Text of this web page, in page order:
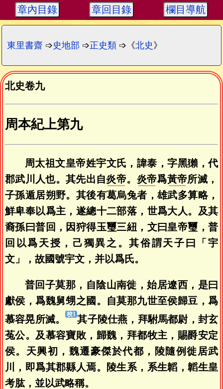
章內目錄 章回目錄 欄目導航
東里書齋 ➩史地部 ➩正史類 ➩《北史 》
北史卷九
周本紀上第九
周太祖文皇帝姓宇文氏，諱泰，字黑獺，代
郡武川人也。其先出自炎帝。 炎帝爲黃帝所滅，
子孫遁居朔野。其後有葛烏兔者，雄武多算略，
鮮卑奉以爲主，遂總十二部落，世爲大人。及其
裔孫曰普回，因狩得玉璽三紐，文曰皇帝璽，普
回以爲天授，己獨異之。其俗謂天子曰「宇
文」，故國號宇文，并以爲氏。
普回子莫那，自陰山南徙，始居遼西，是曰
獻侯，爲魏舅甥之國。自莫那九世至侯歸豆，爲
慕容晃所滅。
其子陵仕燕，拜駙馬都尉，封玄
菟公。及慕容寶敗，歸魏，拜都牧主，賜爵安定
侯。天興初，魏遷豪傑於代都，陵隨例徙居武
川，即爲其郡縣人焉。陵生系，系生韜，韜生皇
考肱，並以武略稱。